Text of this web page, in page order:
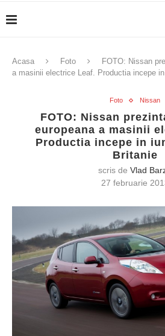
Acasa Foto
FOTO: Nissan
a masinii electrice Leaf. Productia incepe
Foto Nissan
FOTO: Nissan
europeana a masinii
Productia incepe in
Britanie
scris de Vlad
27 februarie